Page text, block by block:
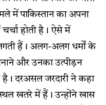
में पाकिस्तान का अपना
होती है। ऐसे में
हैं। अलग-अलग धर्मों के
और उनका उत्पीड़न
है। दरअसल जरदारी ने कहा
खतरे में हैं। उन्होंने खास